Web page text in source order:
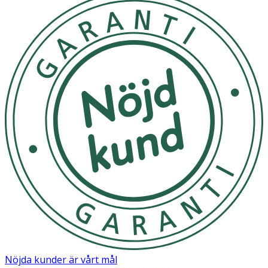
huden för ytterligare hudvårdsprodukter.
Användning
- Börja med att rengöra din hud noggrant för att
avlägsna smuts och makeup.
- Håll flaskan en armlängds avstånd från ansiktet och
spraya misten jämnt över huden.
- För en mer koncentrerad applicering, till exempel efter
rakning, blöt en bomullspad med misten och applicera
direkt på det rakade området.
- För att minska svullnad och påsar under ögonen,
applicera en blöt bomullspad över stängda ögon och låt
verka i några minuter för en svalkande och lugnande
- Efter att misten har absorberats, fortsätt med din
vanliga hudvårdsrutin, inklusive serum, olja och/eller
ansiktskräm för att låsa in fukten och ge ytterligare
Nöjda kunder är vårt mål